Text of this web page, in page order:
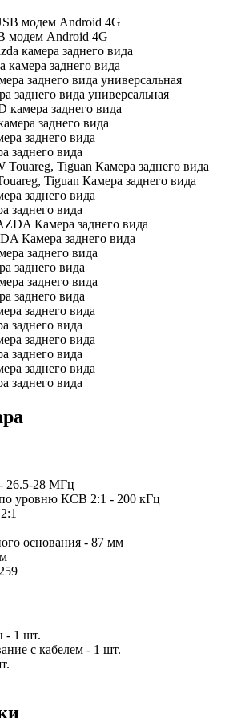
модем Android 4G
заднего вида
заднего вида универсальная
заднего вида
заднего вида
Tiguan Камера заднего вида
заднего вида
Камера заднего вида
заднего вида
заднего вида
заднего вида
заднего вида
заднего вида
26.5-28 МГц
уровню КСВ 2:1 - 200 кГц
основания - 87 мм
- 1 шт.
с кабелем - 1 шт.